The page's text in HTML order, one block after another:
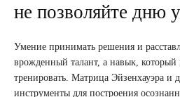
не позволяйте дню
Умение принимать решения и
врожденный талант, а навык,
тренировать. Матрица Эйзенхауэра
инструменты для построения